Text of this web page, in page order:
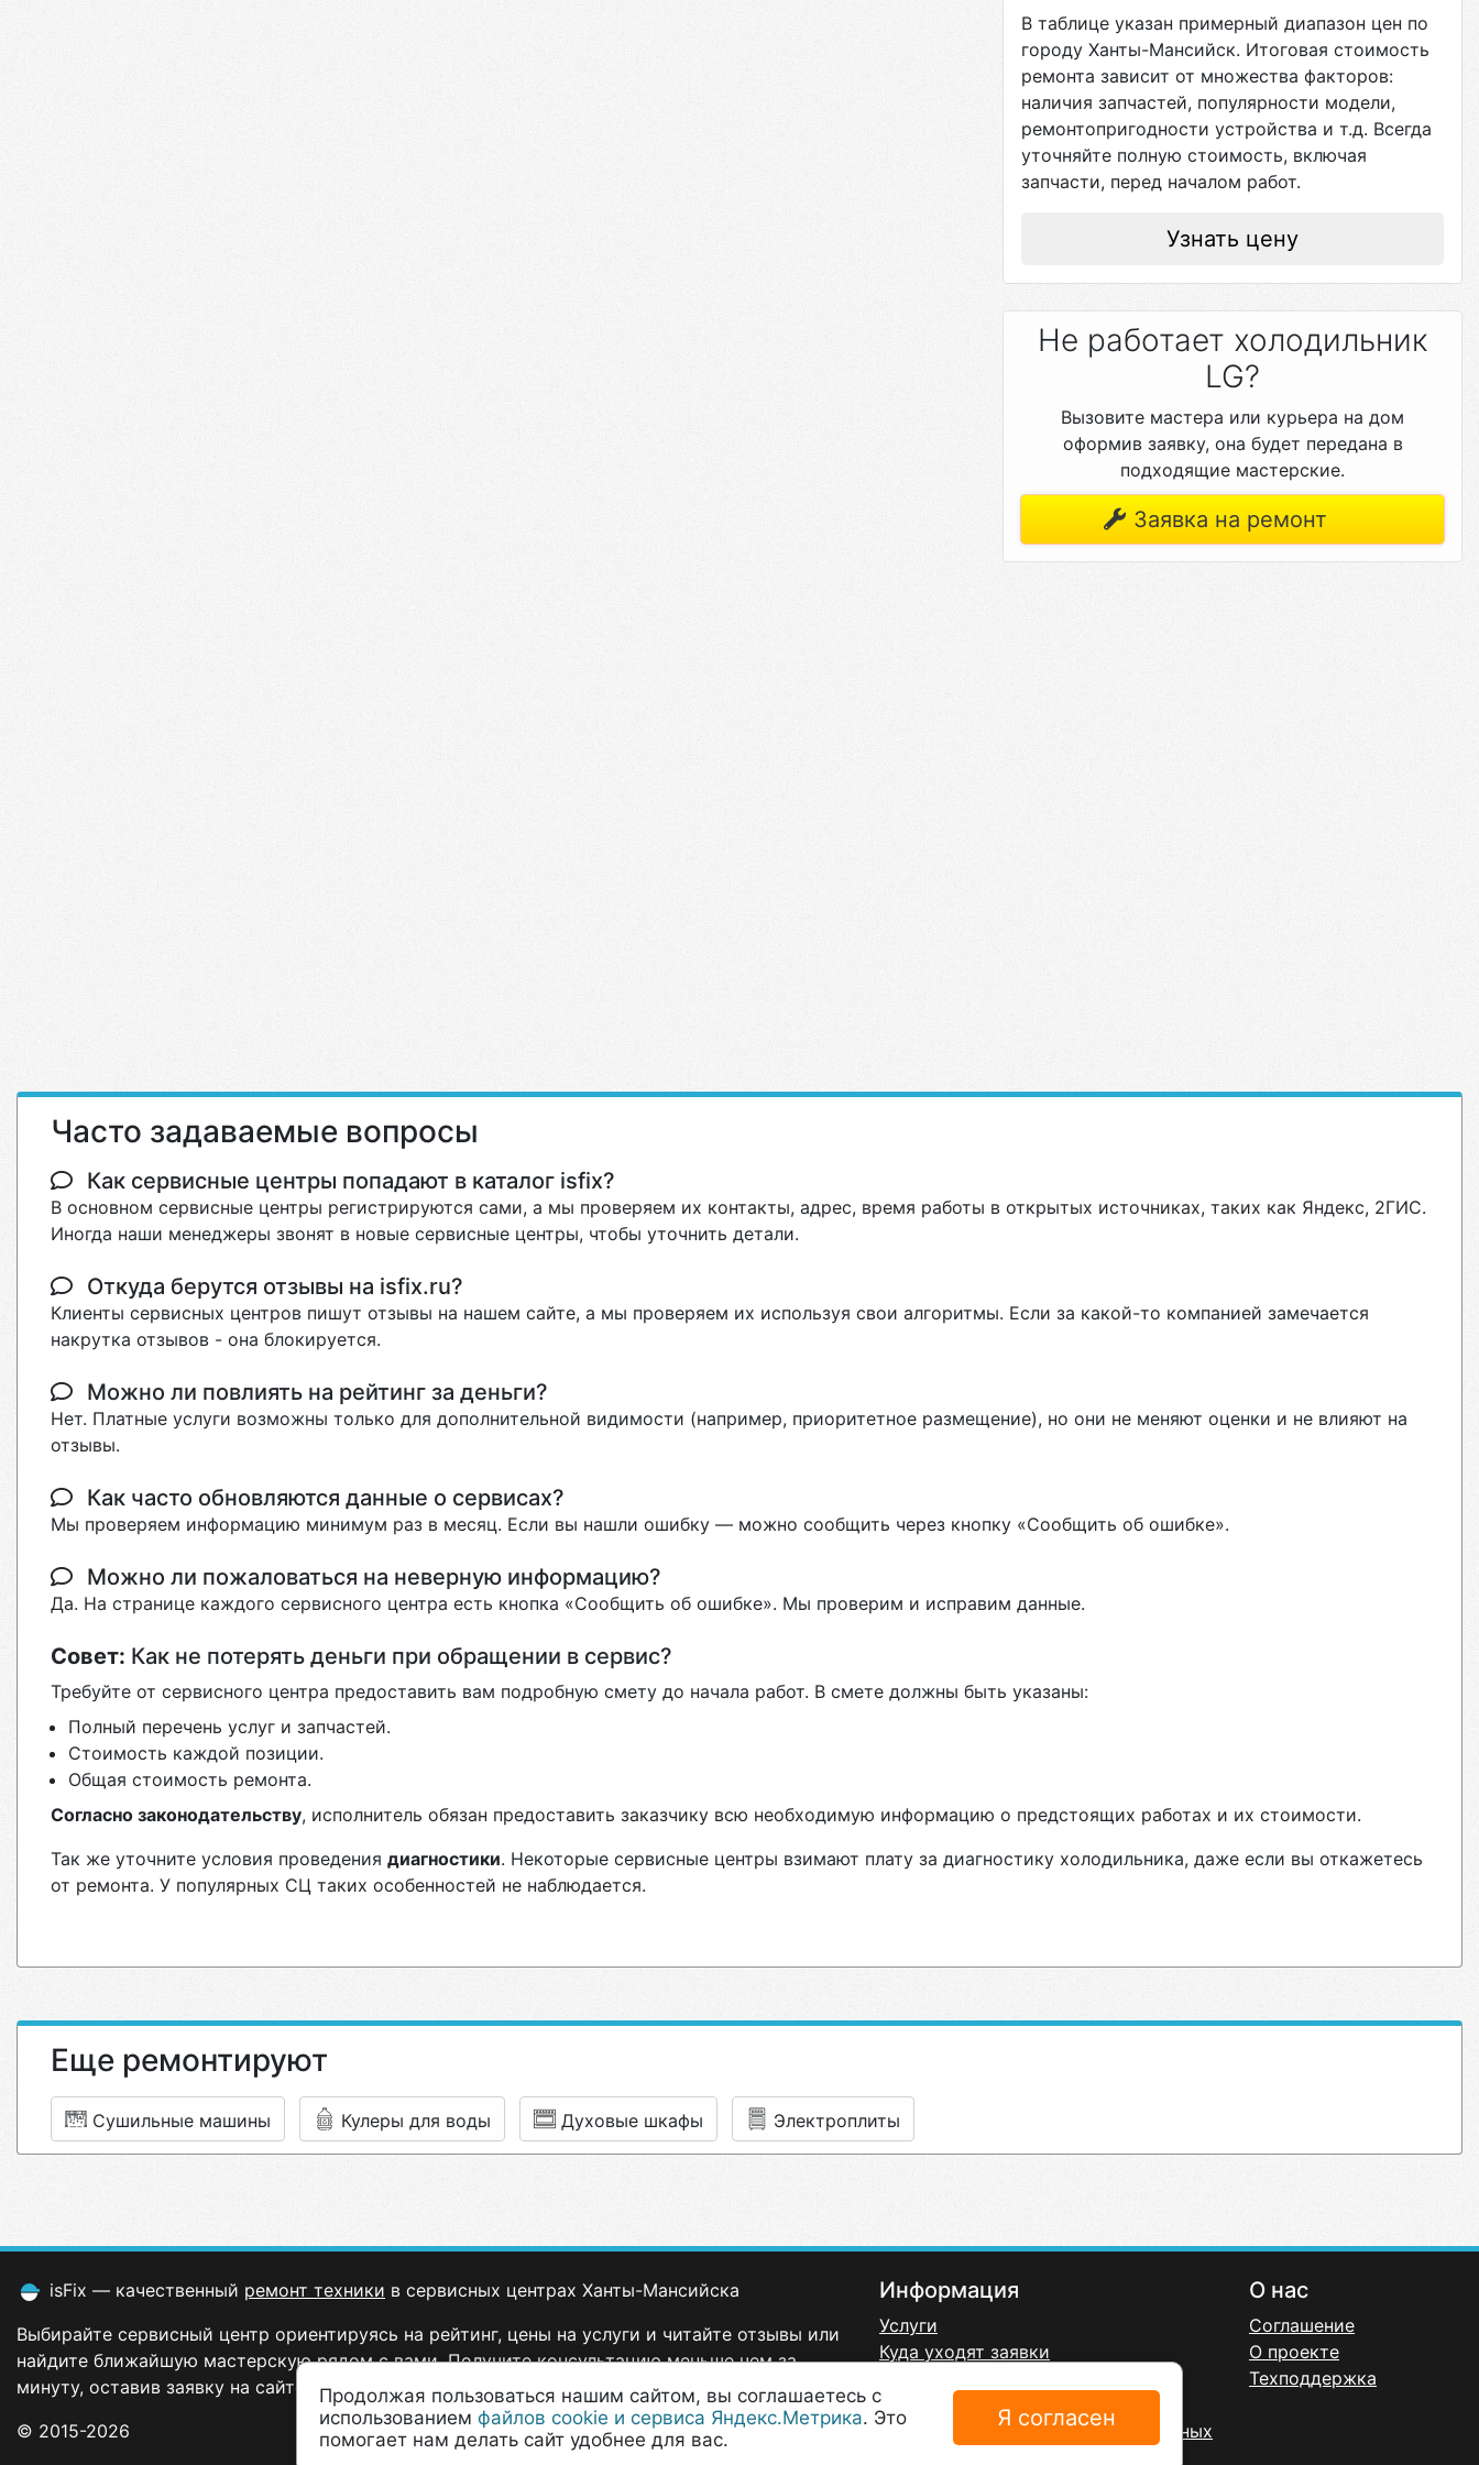
В таблице указан примерный диапазон цен по
городу Ханты-Мансийск. Итоговая стоимость
ремонта зависит от множества факторов:
наличия запчастей, популярности модели,
ремонтопригодности устройства и т.д. Всегда
уточняйте полную стоимость, включая
запчасти, перед началом работ.
Узнать цену
Не работает холодильник
LG?
Вызовите мастера или курьера на дом
оформив заявку, она будет передана в
подходящие мастерские.
Заявка на ремонт
Часто задаваемые вопросы
Как сервисные центры попадают в каталог isfix?
В основном сервисные центры регистрируются сами, а мы проверяем их контакты, адрес, время работы в открытых источниках, таких как Яндекс, 2ГИС.
Иногда наши менеджеры звонят в новые сервисные центры, чтобы уточнить детали.
Откуда берутся отзывы на isfix.ru?
Клиенты сервисных центров пишут отзывы на нашем сайте, а мы проверяем их используя свои алгоритмы. Если за какой-то компанией замечается
накрутка отзывов - она блокируется.
Можно ли повлиять на рейтинг за деньги?
Нет. Платные услуги возможны только для дополнительной видимости (например, приоритетное размещение), но они не меняют оценки и не влияют на
отзывы.
Как часто обновляются данные о сервисах?
Мы проверяем информацию минимум раз в месяц. Если вы нашли ошибку — можно сообщить через кнопку «Сообщить об ошибке».
Можно ли пожаловаться на неверную информацию?
Да. На странице каждого сервисного центра есть кнопка «Сообщить об ошибке». Мы проверим и исправим данные.
Совет: Как не потерять деньги при обращении в сервис?
Требуйте от сервисного центра предоставить вам подробную смету до начала работ. В смете должны быть указаны:
Полный перечень услуг и запчастей.
Стоимость каждой позиции.
Общая стоимость ремонта.
Согласно законодательству, исполнитель обязан предоставить заказчику всю необходимую информацию о предстоящих работах и их стоимости.
Так же уточните условия проведения диагностики. Некоторые сервисные центры взимают плату за диагностику холодильника, даже если вы откажетесь
от ремонта. У популярных СЦ таких особенностей не наблюдается.
Еще ремонтируют
Сушильные машины Кулеры для воды Духовые шкафы Электроплиты
isFix — качественный ремонт техники в сервисных центрах Ханты-Мансийска
Выбирайте сервисный центр ориентируясь на рейтинг, цены на услуги и читайте отзывы или
найдите ближайшую мастерскую рядом с вами. Получите консультацию меньше чем за
минуту, оставив заявку на сайте.
© 2015-2026
Информация
Услуги
Куда уходят заявки
Договор-оферта
Согласие на обработку персональных
О нас
Соглашение
О проекте
Техподдержка
Продолжая пользоваться нашим сайтом, вы соглашаетесь с
использованием файлов cookie и сервиса Яндекс.Метрика. Это
помогает нам делать сайт удобнее для вас.
Я согласен